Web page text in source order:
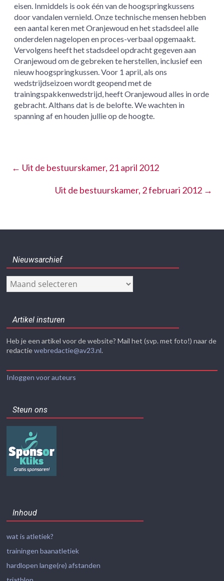
eisen. Inmiddels is ook één van de hoogspringkussens
door vandalen vernield. Onze technische mensen hebben
een aantal keren met Oranjewoud en het stadsdeel alle
onderdelen nagelopen en proces-verbaal opgemaakt.
Vervolgens heeft het stadsdeel opdracht gegeven aan
Oranjewoud om de gebreken te herstellen, inclusief een
nieuw hoogspringkussen. Voor 1 april, als ons
wedstrijdseizoen wordt geopend met de
trainingspakkenwedstrijd, heeft Oranjewoud alles in orde
gebracht. Althans dat is de belofte. We wachten in
spanning af en houden jullie op de hoogte.
← Uit de bestuurskamer, 21 april 2012
Uit de bestuurskamer, 2 februari 2012 →
Nieuwsarchief
Nieuwsarchief
Artikel insturen
Heb je een artikel voor de website? Mail het (svp. met foto!) naar de
redactiewebredactie@av23.nl.
Inloggen voor auteurs
Steun ons
Inhoud
wat is atletiek?
trainingen baanatletiek
hardlopen lange(re) afstanden